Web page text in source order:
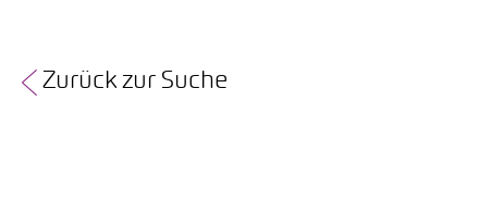
Zurück zur Suche